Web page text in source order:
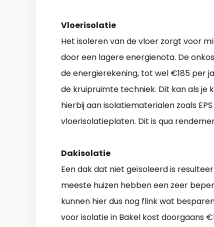
Vloerisolatie
Het isoleren van de vloer zorgt voor
door een lagere energienota. De
de energierekening, tot wel €185 per
de kruipruimte techniek. Dit kan als je
hierbij aan isolatiematerialen zoals
vloerisolatieplaten. Dit is qua
Dakisolatie
Een dak dat niet geïsoleerd is
meeste huizen hebben een zeer
kunnen hier dus nog flink wat
voor isolatie in Bakel kost doorgaans